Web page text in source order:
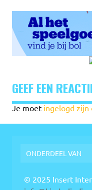
GEEF EEN
Je moet ingelogd zijn
ONDERDEEL VAN
© 2025 Insert